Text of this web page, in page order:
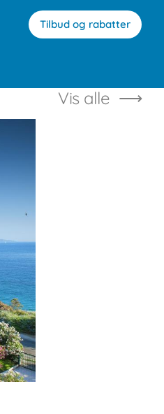
Tilbud og rabatter
Vis alle